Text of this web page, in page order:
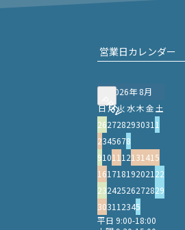
営業日カレンダー
PREV
2026年 8月
日月火水木金 土
262728293031 1
2345678
91011 12131415
161718192021 22
23242526272829
3031 1 2345
PREV
平日 9:00-18:00